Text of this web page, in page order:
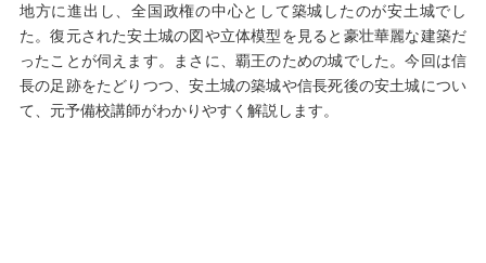
地方に進出し、全国政権の中心として築城したのが安土城でし
た。復元された安土城の図や立体模型を見ると豪壮華麗な建築だ
ったことが伺えます。まさに、覇王のための城でした。今回は信
長の足跡をたどりつつ、安土城の築城や信長死後の安土城につい
て、元予備校講師がわかりやすく解説します。